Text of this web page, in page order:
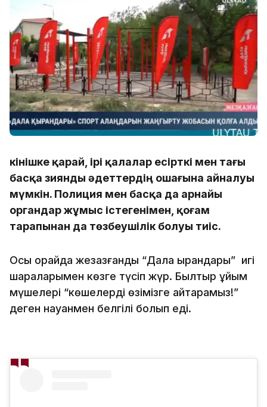
Өкінішке қарай, ірі қалалар есірткі мен тағы
басқа зиянды әдеттердің ошағына айналуы
мүмкін. Полиция мен басқа да арнайы
органдар жұмыс істегенімен, қоғам
тарапынан да төзбеушілік болуы тиіс.
Осы орайда жезқазғандық “Дала қырандары” игі
шараларымен көзге түсіп жүр. Былтыр ұйым
мүшелері “көшелерді өзімізге қайтарамыз!”
деген науқанмен белгілі болып еді.